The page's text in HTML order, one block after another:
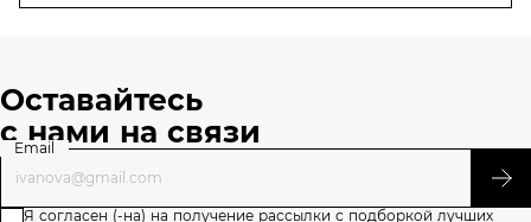
Оставайтесь
с нами на связи
Email
Я согласен (-на) на получение рассылки с подборкой лучших